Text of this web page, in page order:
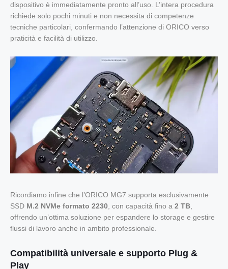
dispositivo è immediatamente pronto all’uso. L’intera procedura
richiede solo pochi minuti e non necessita di competenze
tecniche particolari, confermando l’attenzione di ORICO verso
praticità e facilità di utilizzo.
Ricordiamo infine che l’ORICO MG7 supporta esclusivamente
SSD M.2 NVMe formato 2230 , con capacità fino a 2 TB
offrendo un’ottima soluzione per espandere lo storage e gestire
flussi di lavoro anche in ambito professionale.
Compatibilità universale e supporto Plug &
Play